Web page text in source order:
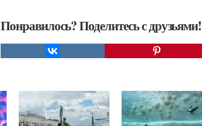
Понравилось? Поделитесь с друзьями!